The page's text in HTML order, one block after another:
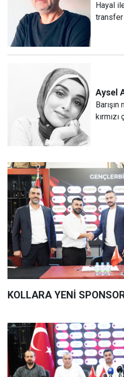
Hayal
transfer
Aysel
KOLLARA YENİ